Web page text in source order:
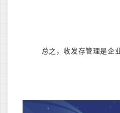
总之，收发存管理是企